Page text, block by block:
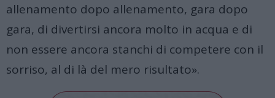
allenamento dopo allenamento, gara dopo
gara, di divertirsi ancora molto in acqua e di
non essere ancora stanchi di competere con il
sorriso, al di là del mero risultato».